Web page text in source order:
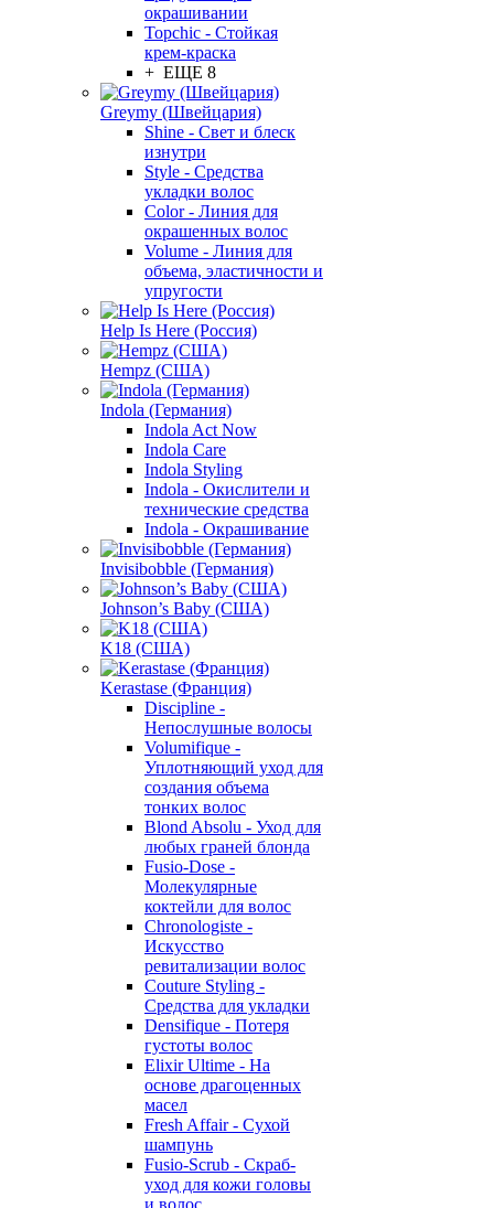
окрашивании
Topchic - Стойкая
крем-краска
+ ЕЩЕ 8
Greymy (Швейцария)
Shine - Свет и блеск
изнутри
Style - Средства
укладки волос
Color - Линия для
окрашенных волос
Volume - Линия для
объема, эластичности и
упругости
Help Is Here (Россия)
Hempz (США)
Indola (Германия)
Indola Act Now
Indola Care
Indola Styling
Indola - Окислители и
технические средства
Indola - Окрашивание
Invisibobble (Германия)
Johnson’s Baby (США)
K18 (США)
Kerastase (Франция)
Discipline -
Непослушные волосы
Volumifique -
Уплотняющий уход для
создания объема
тонких волос
Blond Absolu - Уход для
любых граней блонда
Fusio-Dose -
Молекулярные
коктейли для волос
Chronologiste -
Искусство
ревитализации волос
Couture Styling -
Средства для укладки
Densifique - Потеря
густоты волос
Elixir Ultime - На
основе драгоценных
масел
Fresh Affair - Сухой
шампунь
Fusio-Scrub - Скраб-
уход для кожи головы
и волос